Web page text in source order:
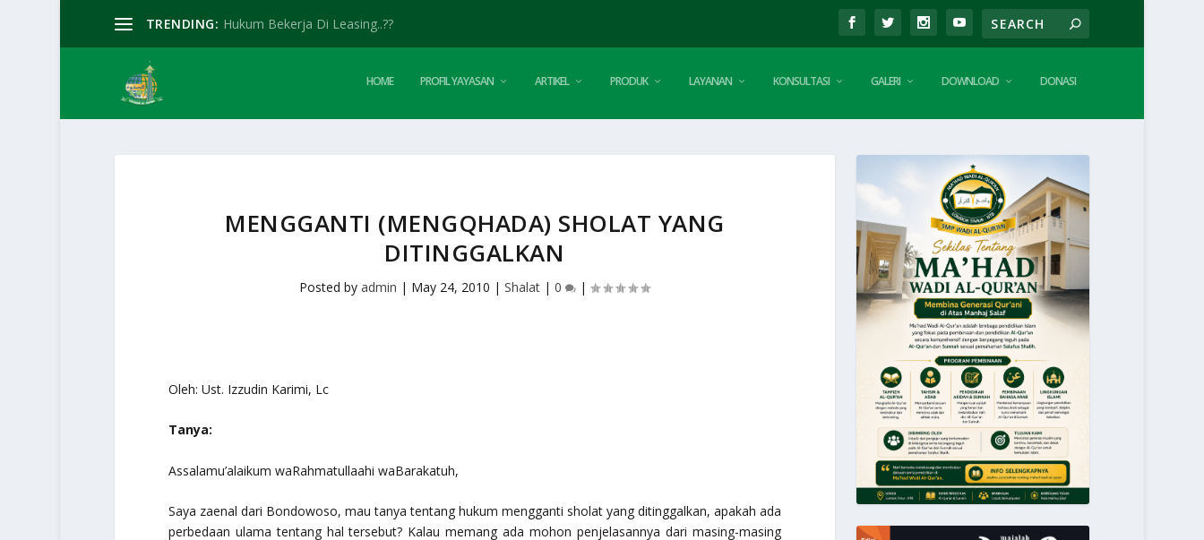
TRENDING: Hukum Bekerja Di Leasing..??
HOME PROFIL YAYASAN ARTIKEL PRODUK LAYANAN KONSULTASI GALERI DOWNLOAD DONASI
MENGGANTI (MENGQHADA) SHOLAT YANG
DITINGGALKAN
Posted byadmin | May 24, 2010 |Shalat |0 |
Oleh: Ust. Izzudin Karimi, Lc
Tanya:
Assalamu’alaikum waRahmatullaahi waBarakatuh,
Saya zaenal dari Bondowoso, mau tanya tentang hukum mengganti sholat yang ditinggalkan, apakah ada
perbedaan ulama tentang hal tersebut? Kalau memang ada mohon penjelasannya dari masing-masing